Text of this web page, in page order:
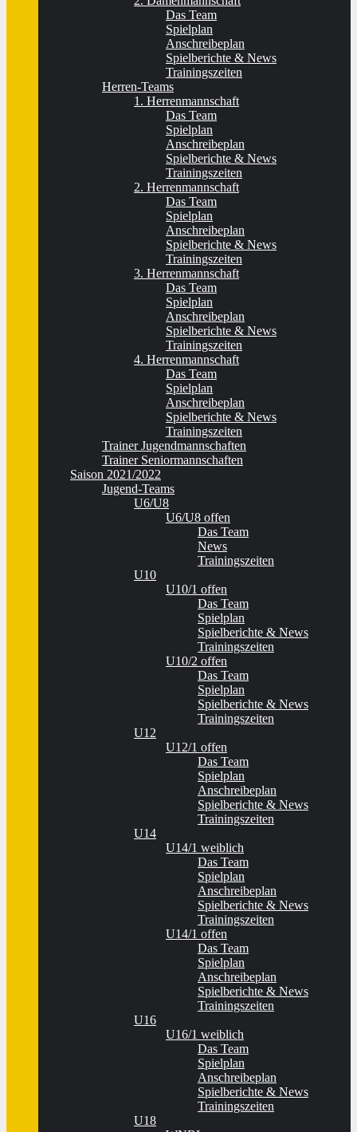
Das Team
Spielplan
Anschreibeplan
Spielberichte & News
Trainingszeiten
Herren-Teams
1. Herrenmannschaft
Das Team
Spielplan
Anschreibeplan
Spielberichte & News
Trainingszeiten
2. Herrenmannschaft
Das Team
Spielplan
Anschreibeplan
Spielberichte & News
Trainingszeiten
3. Herrenmannschaft
Das Team
Spielplan
Anschreibeplan
Spielberichte & News
Trainingszeiten
4. Herrenmannschaft
Das Team
Spielplan
Anschreibeplan
Spielberichte & News
Trainingszeiten
Trainer Jugendmannschaften
Trainer Seniormannschaften
Saison 2021/2022
Jugend-Teams
U6/U8
U6/U8 offen
Das Team
News
Trainingszeiten
U10
U10/1 offen
Das Team
Spielplan
Spielberichte & News
Trainingszeiten
U10/2 offen
Das Team
Spielplan
Spielberichte & News
Trainingszeiten
U12
U12/1 offen
Das Team
Spielplan
Anschreibeplan
Spielberichte & News
Trainingszeiten
U14
U14/1 weiblich
Das Team
Spielplan
Anschreibeplan
Spielberichte & News
Trainingszeiten
U14/1 offen
Das Team
Spielplan
Anschreibeplan
Spielberichte & News
Trainingszeiten
U16
U16/1 weiblich
Das Team
Spielplan
Anschreibeplan
Spielberichte & News
Trainingszeiten
U18